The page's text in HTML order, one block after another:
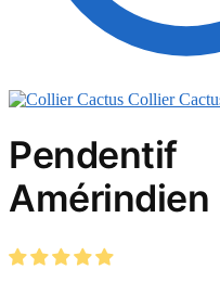
Collier
Pendentif
Amérindien